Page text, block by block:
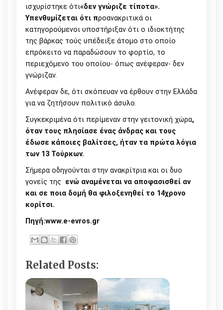
ισχυρίστηκε ότι«δεν γνώριζε τίποτα».
Υπενθυμίζεται ότι προανακριτικά οι
κατηγορούμενοι υποστήριξαν ότι ο ιδιοκτήτης
της βάρκας τούς υπέδειξε άτομο στο οποίο
επρόκειτο να παραδώσουν το φορτίο, το
περιεχόμενο του οποίου- όπως ανέφεραν- δεν
γνώριζαν.
Ανέφεραν δε, ότι σκόπευαν να έρθουν στην Ελλάδα
για να ζητήσουν πολιτικό άσυλο.
Συγκεκριμένα ότι περίμεναν στην γειτονική χώρα,
όταν τους πλησίασε ένας άνδρας και τους
έδωσε κάποιες βαλίτσες, ήταν τα πρώτα λόγια
των 13 Τούρκων.
Σήμερα οδηγούνται στην ανακρίτρια και οι δυο
γονείς της ενώ αναμένεται να αποφασισθεί αν
και σε ποια δομή θα φιλοξενηθεί το 14χρονο
κορίτσι.
Πηγή:www.e-evros.gr
Related Posts: